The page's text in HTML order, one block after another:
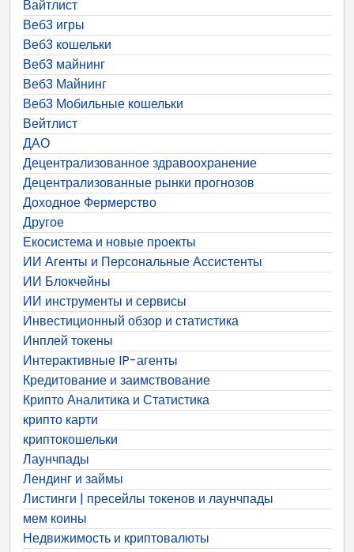
Вайтлист
Веб3 игры
Веб3 кошельки
Веб3 майнинг
Веб3 Майнинг
Веб3 Мобильные кошельки
Вейтлист
ДАО
Децентрализованное здравоохранение
Децентрализованные рынки прогнозов
Доходное Фермерство
Другое
Екосистема и новые проекты
ИИ Агенты и Персональные Ассистенты
ИИ Блокчейны
ИИ инструменты и сервисы
Инвестиционный обзор и статистика
Инплей токены
Интерактивные IP-агенты
Кредитование и заимствование
Крипто Аналитика и Статистика
крипто карти
криптокошельки
Лаунчпады
Лендинг и займы
Листинги | пресейлы токенов и лаунчпады
мем коины
Недвижимость и криптовалюты